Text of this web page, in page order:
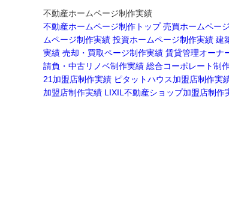
不動産ホームページ制作実績
不動産ホームページ制作トップ 売買ホームペー
ムページ制作実績 投資ホームページ制作実績 建
実績 売却・買取ページ制作実績 賃貸管理オーナ
請負・中古リノベ制作実績 総合コーポレート制
21加盟店制作実績 ピタットハウス加盟店制作実
加盟店制作実績 LIXIL不動産ショップ加盟店制作